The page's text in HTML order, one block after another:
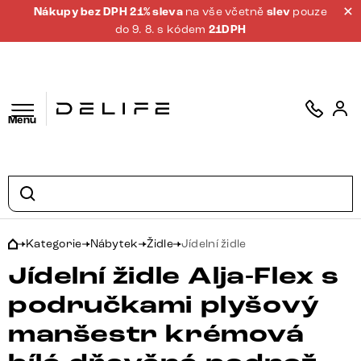
Nákupy bez DPH 21% sleva na vše včetněslev pouze
do 9. 8. s kódem 21DPH
Menu
Kategorie Nábytek Židle Jídelní židle
Jídelní židle Alja-Flex s
područkami plyšový
manšestr krémová